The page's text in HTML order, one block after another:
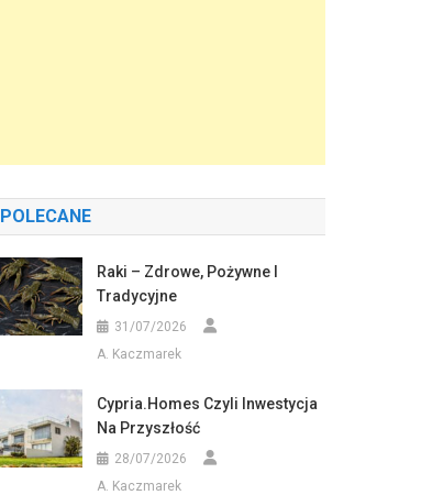
POLECANE
Raki – Zdrowe, Pożywne I
Tradycyjne
31/07/2026
A. Kaczmarek
Cypria.homes Czyli Inwestycja
Na Przyszłość
28/07/2026
A. Kaczmarek